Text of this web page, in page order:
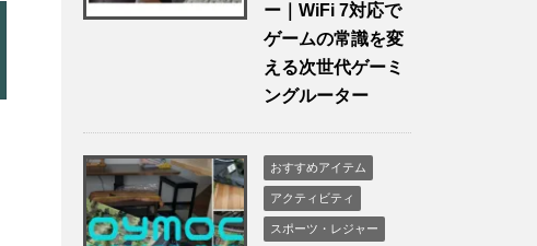
ー｜WiFi 7対応で
ゲームの常識を変
える次世代ゲーミ
ングルーター
おすすめアイテム
アクティビティ
スポーツ・レジャー